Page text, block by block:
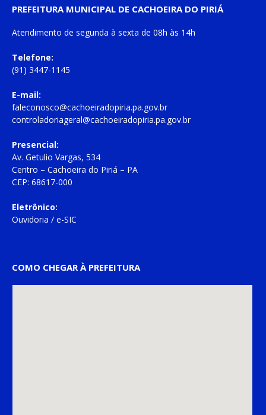
PREFEITURA MUNICIPAL DE CACHOEIRA DO PIRIÁ
Atendimento de segunda à sexta de 08h às 14h
Telefone:
(91) 3447-1145
E-mail:
faleconosco@cachoeiradopiria.pa.gov.br
controladoriageral@cachoeiradopiria.pa.gov.br
Presencial:
Av. Getulio Vargas, 534
Centro – Cachoeira do Piriá – PA
CEP: 68617-000
Eletrônico:
Ouvidoria / e-SIC
COMO CHEGAR À PREFEITURA